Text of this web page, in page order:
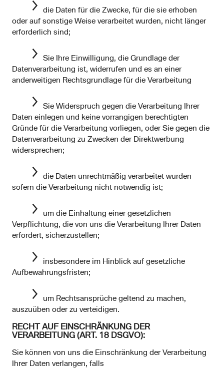
die Daten für die Zwecke, für die sie erhoben
oder auf sonstige Weise verarbeitet wurden, nicht länger
erforderlich sind;
Sie Ihre Einwilligung, die Grundlage der
Datenverarbeitung ist, widerrufen und es an einer
anderweitigen Rechtsgrundlage für die Verarbeitung
Sie Widerspruch gegen die Verarbeitung Ihrer
Daten einlegen und keine vorrangigen berechtigten
Gründe für die Verarbeitung vorliegen, oder Sie gegen die
Datenverarbeitung zu Zwecken der Direktwerbung
widersprechen;
die Daten unrechtmäßig verarbeitet wurden
sofern die Verarbeitung nicht notwendig ist;
um die Einhaltung einer gesetzlichen
Verpflichtung, die von uns die Verarbeitung Ihrer Daten
erfordert, sicherzustellen;
insbesondere im Hinblick auf gesetzliche
Aufbewahrungsfristen;
um Rechtsansprüche geltend zu machen,
auszuüben oder zu verteidigen.
RECHT AUF EINSCHRÄNKUNG DER
VERARBEITUNG (ART. 18 DSGVO):
Sie können von uns die Einschränkung der Verarbeitung
Ihrer Daten verlangen, falls